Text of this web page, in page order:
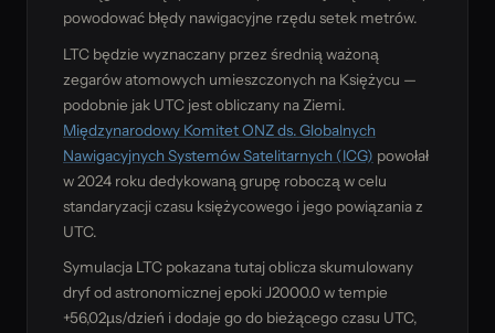
powodować błędy nawigacyjne rzędu setek metrów.
LTC będzie wyznaczany przez średnią ważoną
zegarów atomowych umieszczonych na Księżycu —
podobnie jak UTC jest obliczany na Ziemi.
Międzynarodowy Komitet ONZ ds. Globalnych
Nawigacyjnych Systemów Satelitarnych (ICG) powołał
w 2024 roku dedykowaną grupę roboczą w celu
standaryzacji czasu księżycowego i jego powiązania z
UTC.
Symulacja LTC pokazana tutaj oblicza skumulowany
dryf od astronomicznej epoki J2000.0 w tempie
+56,02µs/dzień i dodaje go do bieżącego czasu UTC,